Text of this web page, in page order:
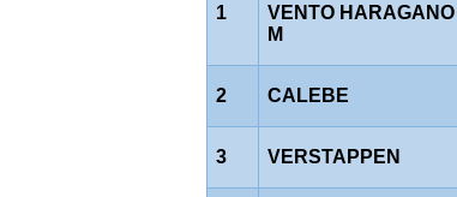
1
VENTO HARAGANO
M
2 CALEBE
3 VERSTAPPEN